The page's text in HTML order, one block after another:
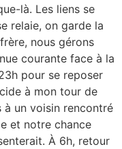
là. Les liens se
relaie, on garde la
nous gérons
courante face à la
pour se reposer
à mon tour de
un voisin rencontré
et notre chance
À 6h, retour